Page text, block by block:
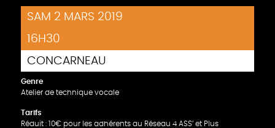
SAM 2 MARS 2019
16H30
CONCARNEAU
Genre
Atelier de technique vocale
Tarifs
Réduit : 10€ pour les adhérents au Réseau 4 ASS’ et Plus